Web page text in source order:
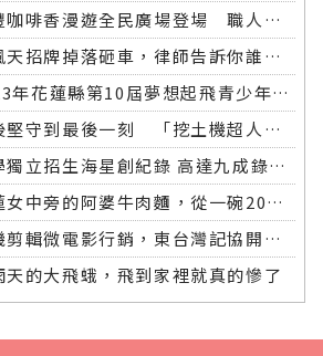
壽豐咖啡香漫遊全民廣場登場 職人市集手作體驗品味慢活氛圍
颱風天招牌掉落砸車，律師告訴你誰該賠償
2023年花蓮縣第10屆夢想起飛青少年發明展 自強國中拿下第一名與第二名
災後堅守到最後一刻 「挖土機超人」因感染離世
大學獨立招生海星創紀錄 高達九成錄取國立大學 東華大學錄取21人 歷年最多
花蓮女中旁的阿婆牛肉麵，從一碗20元的牛肉湯開始到40年不變的人情味
手機剪輯微電影行銷，東台灣記協開班授課獲好評
天的大飛蛾，飛到家裡就真的慘了